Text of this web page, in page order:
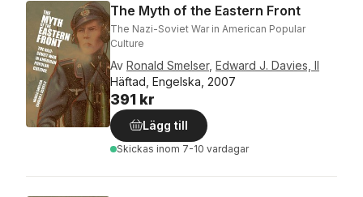
The Myth of the Eastern Front
The Nazi-Soviet War in American Popular
Culture
Av Ronald Smelser, Edward J. Davies, ll
Häftad, Engelska, 2007
391 kr
Lägg till
Skickas inom 7-10 vardagar